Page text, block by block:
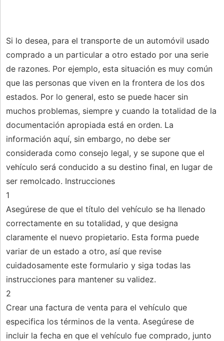
Si lo desea, para el transporte de un automóvil usado
comprado a un particular a otro estado por una serie
de razones. Por ejemplo, esta situación es muy común
que las personas que viven en la frontera de los dos
estados. Por lo general, esto se puede hacer sin
muchos problemas, siempre y cuando la totalidad de la
documentación apropiada está en orden. La
información aquí, sin embargo, no debe ser
considerada como consejo legal, y se supone que el
vehículo será conducido a su destino final, en lugar de
ser remolcado. Instrucciones
1
Asegúrese de que el título del vehículo se ha llenado
correctamente en su totalidad, y que designa
claramente el nuevo propietario. Esta forma puede
variar de un estado a otro, así que revise
cuidadosamente este formulario y siga todas las
instrucciones para mantener su validez.
2
Crear una factura de venta para el vehículo que
especifica los términos de la venta. Asegúrese de
incluir la fecha en que el vehículo fue comprado, junto